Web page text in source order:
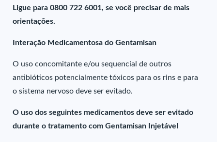
Ligue para 0800 722 6001, se você precisar de mais
orientações.
Interação Medicamentosa do Gentamisan
O uso concomitante e/ou sequencial de outros
antibióticos potencialmente tóxicos para os rins e para
o sistema nervoso deve ser evitado.
O uso dos seguintes medicamentos deve ser evitado
durante o tratamento com Gentamisan Injetável